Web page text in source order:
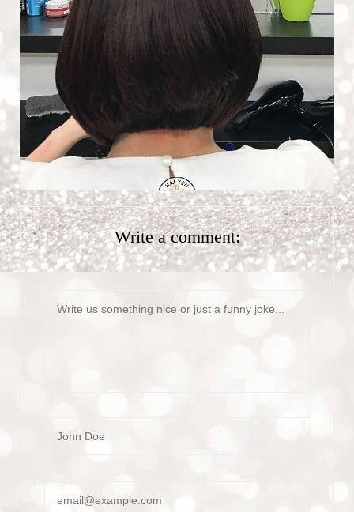
Write a comment: